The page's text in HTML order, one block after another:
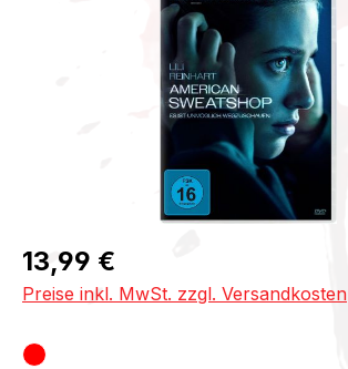
Regulärer Preis:
13,99 €
Preise inkl. MwSt. zzgl. Versandkosten